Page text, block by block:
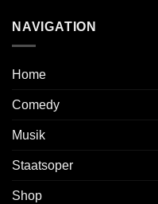
NAVIGATION
Home
Comedy
Musik
Staatsoper
Shop